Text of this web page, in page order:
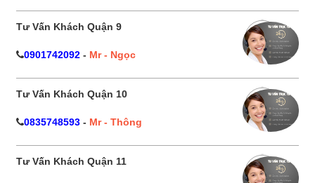
Tư Vấn Khách Quận 9
0901742092 - Mr - Ngọc
Tư Vấn Khách Quận 10
0835748593 - Mr - Thông
Tư Vấn Khách Quận 11